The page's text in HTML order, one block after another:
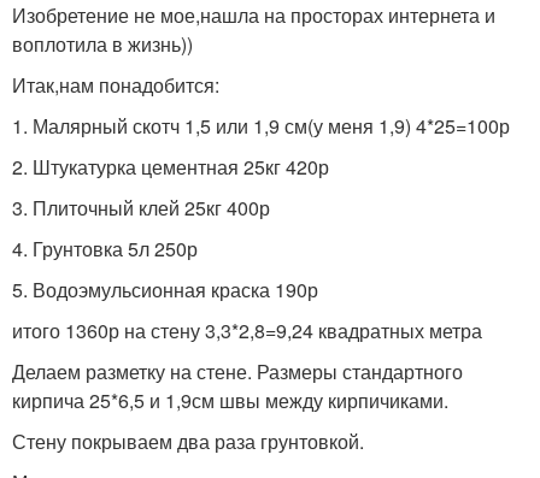
Изобретение не мое,нашла на просторах интернета и
воплотила в жизнь))
Итак,нам понадобится:
1. Малярный скотч 1,5 или 1,9 см(у меня 1,9) 4*25=100р
2. Штукатурка цементная 25кг 420р
3. Плиточный клей 25кг 400р
4. Грунтовка 5л 250р
5. Водоэмульсионная краска 190р
итого 1360р на стену 3,3*2,8=9,24 квадратных метра
Делаем разметку на стене. Размеры стандартного
кирпича 25*6,5 и 1,9см швы между кирпичиками.
Стену покрываем два раза грунтовкой.